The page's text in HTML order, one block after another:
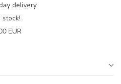
delivery
EUR